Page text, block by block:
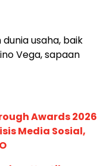
usaha, baik
Vega, sapaan
Awards 2026
Media Sosial,